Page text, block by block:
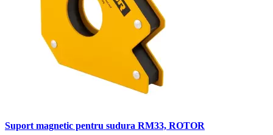
Suport magnetic pentru sudura RM33, ROTOR